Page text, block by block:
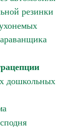
резинки
дошкольных